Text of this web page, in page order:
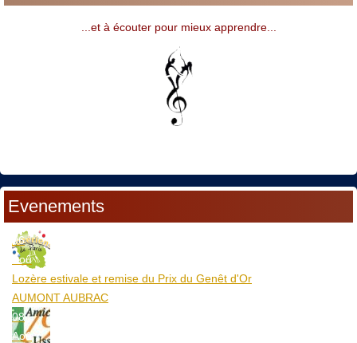
...et à écouter pour mieux apprendre...
Evenements
06
Aoû
Lozère estivale et remise du Prix du Genêt d'Or
AUMONT AUBRAC
08
Aoû